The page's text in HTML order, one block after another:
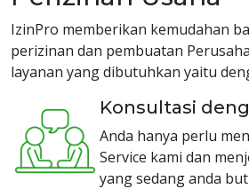
IzinPro memberikan kemudahan
perizinan dan pembuatan
layanan yang dibutuhkan yaitu
Konsultasi
Anda hanya perlu
Service kami dan
yang sedang anda